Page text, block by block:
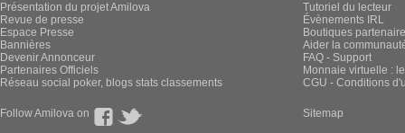
Présentation du projet Amilova
Revue de presse
Espace Presse
Bannières
Devenir Annonceur
Partenaires Officiels
Réseau social poker, blogs stats classements
Tutoriel du lecteur
Évènements IRL
Boutiques
Aider la
FAQ - Support
Monnaie virtuelle :
CGU - Conditions
Follow Amilova on Sitemap